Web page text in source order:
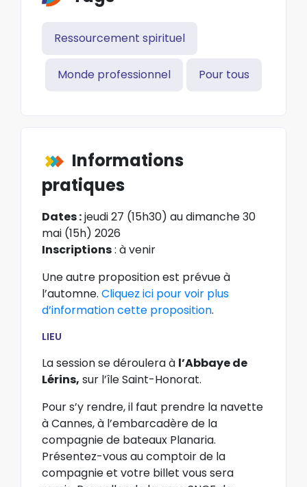
Ressourcement spirituel
Monde professionnel Pour tous
Informations
pratiques
Dates :jeudi 27 (15h30) au dimanche 30
mai (15h) 2026
Inscriptions: à venir
Une autre proposition est prévue à
l’automne. Cliquez ici pour voir plus
d’information cette proposition.
LIEU
La session se déroulera à l’Abbaye de
Lérins, sur l’île Saint-Honorat.
Pour s’y rendre, il faut prendre la navette
à Cannes, à l’embarcadère de la
compagnie de bateaux Planaria.
Présentez-vous au comptoir de la
compagnie et votre billet vous sera